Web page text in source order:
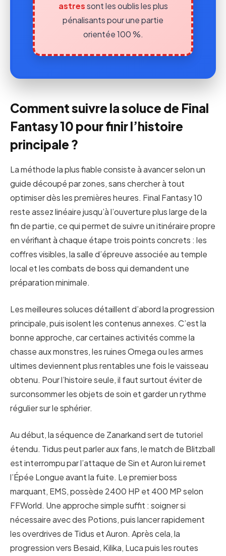
astressont les oublis les plus
pénalisants pour une partie
orientée 100 %.
Comment suivre la soluce de Final
Fantasy 10 pour finir l’histoire
principale ?
La méthode la plus fiable consiste à avancer selon un
guide découpé par zones, sans chercher à tout
optimiser dès les premières heures. Final Fantasy 10
reste assez linéaire jusqu’à l’ouverture plus large de la
fin de partie, ce qui permet de suivre un itinéraire propre
en vérifiant à chaque étape trois points concrets : les
coffres visibles, la salle d’épreuve associée au temple
local et les combats de boss qui demandent une
préparation minimale.
Les meilleures soluces détaillent d’abord la progression
principale, puis isolent les contenus annexes. C’est la
bonne approche, car certaines activités comme la
chasse aux monstres, les ruines Omega ou les armes
ultimes deviennent plus rentables une fois le vaisseau
obtenu. Pour l’histoire seule, il faut surtout éviter de
surconsommer les objets de soin et garder un rythme
régulier sur le sphérier.
Au début, la séquence de Zanarkand sert de tutoriel
étendu. Tidus peut parler aux fans, le match de Blitzball
est interrompu par l’attaque de Sin et Auron lui remet
l’Épée Longue avant la fuite. Le premier boss
marquant, EMS, possède 2400 HP et 400 MP selon
FFWorld. Une approche simple suffit : soigner si
nécessaire avec des Potions, puis lancer rapidement
les overdrives de Tidus et Auron. Après cela, la
progression vers Besaid, Kilika, Luca puis les routes